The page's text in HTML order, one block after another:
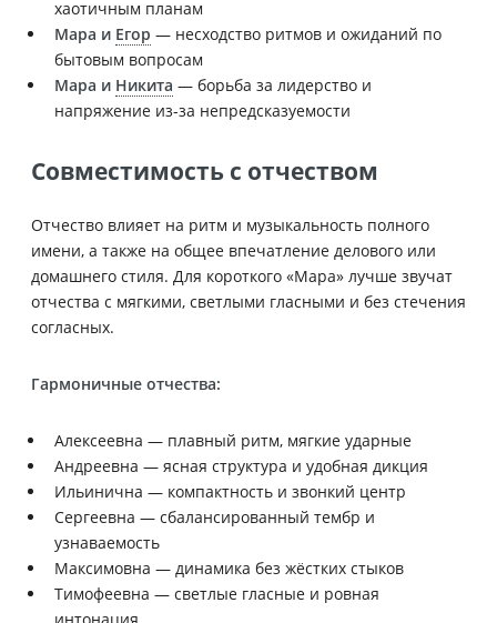
хаотичным планам
Мара и Егор — несходство ритмов и ожиданий по
бытовым вопросам
Мара и Никита — борьба за лидерство и
напряжение из-за непредсказуемости
Совместимость с отчеством
Отчество влияет на ритм и музыкальность полного
имени, а также на общее впечатление делового или
домашнего стиля. Для короткого «Мара» лучше звучат
отчества с мягкими, светлыми гласными и без стечения
согласных.
Гармоничные отчества:
Алексеевна — плавный ритм, мягкие ударные
Андреевна — ясная структура и удобная дикция
Ильинична — компактность и звонкий центр
Сергеевна — сбалансированный тембр и
узнаваемость
Максимовна — динамика без жёстких стыков
Тимофеевна — светлые гласные и ровная